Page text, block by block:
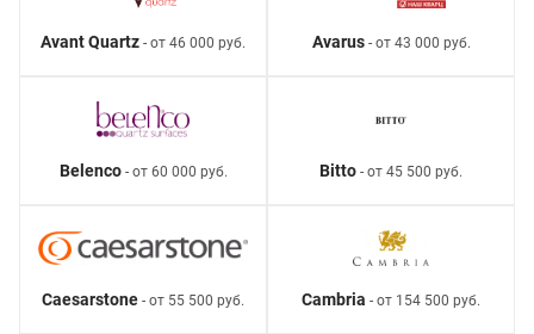
Avant Quartz - от 46 000 руб. Avarus- от 43 000 руб.
Belenco- от 60 000 руб. Bitto - от 45 500 руб.
Caesarstone - от 55 500 руб. Cambria - от 154 500 руб.